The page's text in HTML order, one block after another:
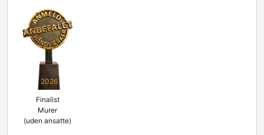
2026
Finalist
Murer
(uden ansatte)